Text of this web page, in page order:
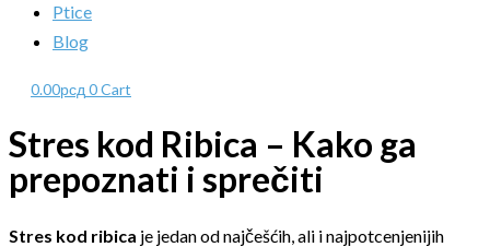
Ptice
Blog
0.00рсд 0Cart
Stres kod Ribica – Kako ga
prepoznati i sprečiti
Stres kod ribica je jedan od najčešćih, ali i najpotcenjenijih